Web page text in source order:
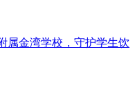
属金湾学校，守护学生饮